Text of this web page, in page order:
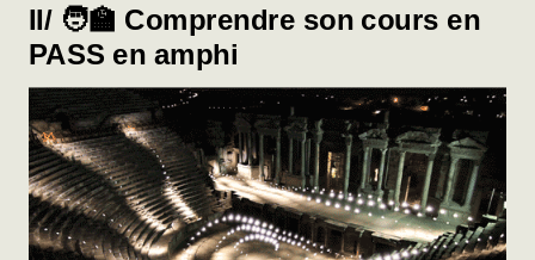
II/ 🧑‍🏫 Comprendre son cours en
PASS en amphi